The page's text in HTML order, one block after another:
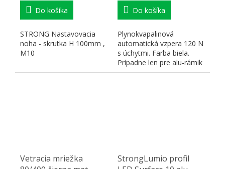
Do košíka
STRONG Nastavovacia
noha - skrutka H 100mm ,
M10
Do košíka
Plynokvapalinová
automatická vzpera 120 N
s úchytmi. Farba biela.
Prípadne len pre alu-rámik
pridať príchyt 276001...
Vetracia mriežka
StrongLumio profil